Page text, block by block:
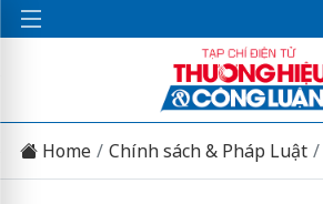
Home Chính sách & Pháp Luật